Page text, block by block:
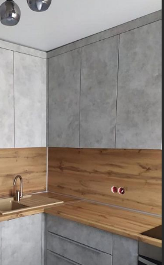
Стиль:
Неоклассика